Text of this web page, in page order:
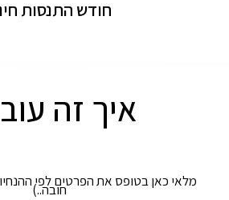
חודש התנסות
איך זה
מלאי כאן בטופס את הפרטים לפי
חובה..)